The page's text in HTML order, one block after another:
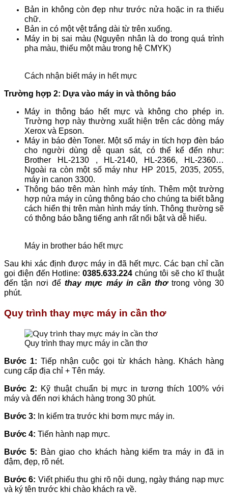
Bản in không còn đẹp như trước nửa hoặc in ra thiếu
chữ.
Bản in có một vệt trắng dài từ trên xuống.
Máy in bị sai màu (Nguyên nhân là do trong quá trình
pha màu, thiếu một màu trong hệ CMYK)
Cách nhận biết máy in hết mực
Trường hợp 2: Dựa vào máy in và thông báo
Máy in thông báo hết mực và không cho phép in.
Trường hợp này thường xuất hiện trên các dòng máy
Xerox và Epson.
Máy in báo đèn Toner. Một số máy in tích hợp đèn báo
cho người dùng dễ quan sát, có thể kể đến như:
Brother HL-2130 , HL-2140, HL-2366, HL-2360…
Ngoài ra còn một số máy như HP 2015, 2035, 2055,
máy in canon 3300.
Thông báo trên màn hình máy tính. Thêm một trường
hợp nửa máy in củng thông báo cho chúng ta biết bằng
cách hiển thị trên màn hình máy tính. Thông thường sẽ
có thông báo bằng tiếng anh rất nổi bật và dễ hiểu.
Máy in brother báo hết mực
Sau khi xác định được máy in đã hết mực. Các bạn chỉ cần
gọi điện đến Hotline:0385.633.224 chúng tôi sẽ cho kĩ thuật
đến tận nơi đểthay mực máy in cần thơtrong vòng 30
phút.
Quy trình thay mực máy in cần thơ
Quy trình thay mực máy in cần thơ
Bước 1: Tiếp nhận cuộc gọi từ khách hàng. Khách hàng
cung cấp địa chỉ + Tên máy.
Bước 2: Kỹ thuật chuẩn bị mực in tương thích 100% với
máy và đến nơi khách hàng trong 30 phút.
Bước 3: In kiểm tra trước khi bơm mực máy in.
Bước 4: Tiến hành nạp mực.
Bước 5: Bàn giao cho khách hàng kiểm tra máy in đã in
đậm, đẹp, rõ nét.
Bước 6: Viết phiếu thu ghi rõ nội dung, ngày tháng nạp mực
và ký tên trước khi chào khách ra về.